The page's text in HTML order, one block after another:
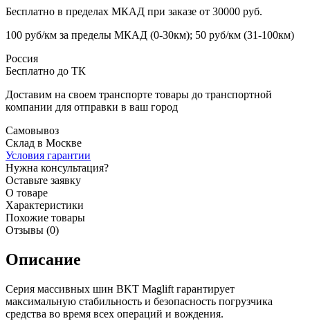
Бесплатно в пределах МКАД при заказе от 30000 руб.
100 руб/км за пределы МКАД (0-30км); 50 руб/км (31-100км)
Россия
Бесплатно до ТК
Доставим на своем транспорте товары до транспортной
компании для отправки в ваш город
Самовывоз
Склад в Москве
Условия гарантии
Нужна консультация?
Оставьте заявку
О товаре
Характеристики
Похожие товары
Отзывы (0)
Описание
Серия массивных шин BKT Maglift гарантирует
максимальную стабильность и безопасность погрузчика
средства во время всех операций и вождения.